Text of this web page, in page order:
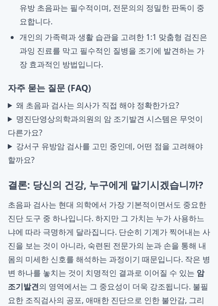
유방 초음파는 필수적이며, 전문의의 정밀한 판독이 중
요합니다.
개인의 가족력과 생활 습관을 고려한 1:1 맞춤형 검진은
과잉 진료를 막고 필수적인 질병을 조기에 발견하는 가
장 효과적인 방법입니다.
자주 묻는 질문 (FAQ)
왜 초음파 검사는 의사가 직접 해야 정확한가요?
명진단영상의학과의원의 암 조기발견 시스템은 무엇이
다른가요?
강서구 유방암 검사를 고민 중인데, 어떤 점을 고려해야
할까요?
결론: 당신의 건강, 누구에게 맡기시겠습니까?
초음파 검사는 현대 의학에서 가장 기본적이면서도 중요한
진단 도구 중 하나입니다. 하지만 그 가치는 누가 사용하느
냐에 따라 극명하게 달라집니다. 단순히 기계가 찍어내는 사
진을 보는 것이 아니라, 숙련된 전문가의 눈과 손을 통해 내
몸의 미세한 신호를 해석하는 과정이기 때문입니다. 작은 병
변 하나를 놓치는 것이 치명적인 결과로 이어질 수 있는 암
조기발견의 영역에서는 그 중요성이 더욱 강조됩니다. 불필
요한 조직검사의 공포, 애매한 진단으로 인한 불안감, 그리